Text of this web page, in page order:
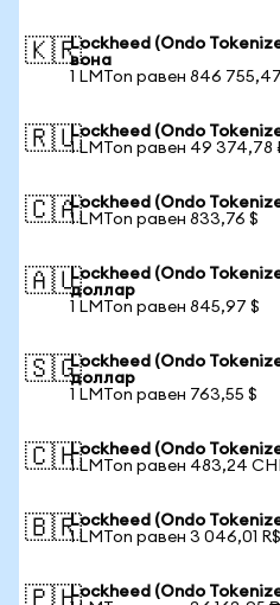
🇰🇷Lockheed (Ondo
вона
1 LMTon равен 846
🇷🇺Lockheed (Ondo
1 LMTon равен 49 374,78
🇨🇦Lockheed (Ondo
1 LMTon равен 833,76 $
🇦🇺Lockheed (Ondo
доллар
1 LMTon равен 845,97 $
🇸🇬Lockheed (Ondo
доллар
1 LMTon равен 763,55 $
🇨🇭Lockheed (Ondo
1 LMTon равен 483,24
🇧🇷Lockheed (Ondo
1 LMTon равен 3 046,01 R$
Lockheed (Ondo